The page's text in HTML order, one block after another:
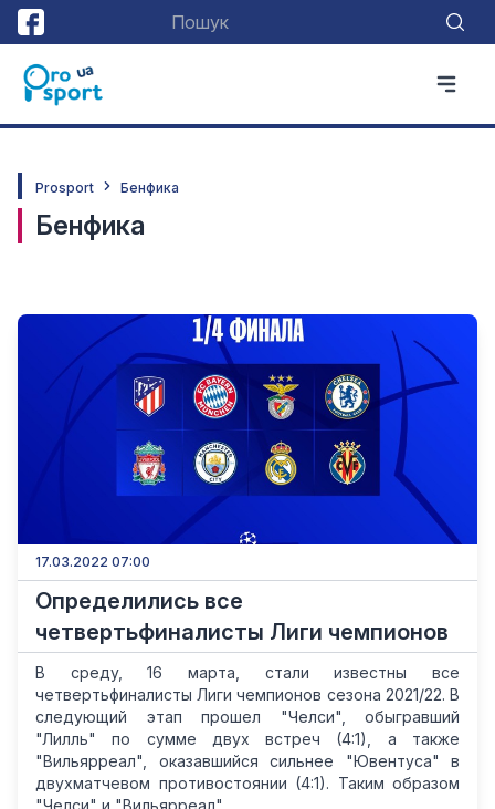
Prosport Бенфика
Бенфика
17.03.2022 07:00
Определились все
четвертьфиналисты Лиги чемпионов
В среду, 16 марта, стали известны все
четвертьфиналисты Лиги чемпионов сезона 2021/22. В
следующий этап прошел "Челси", обыгравший
"Лилль" по сумме двух встреч (4:1), а также
"Вильярреал", оказавшийся сильнее "Ювентуса" в
двухматчевом противостоянии (4:1). Таким образом
"Челси" и "Вильярреал"...